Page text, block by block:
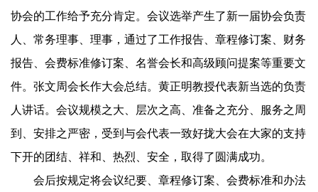
协会的工作给予充分肯定。会议选举产生了新一届协会负责
人、常务理事、理事，通过了工作报告、章程修订案、财务
报告、会费标准修订案、名誉会长和高级顾问提案等重要文
件。张文周会长作大会总结。黄正明教授代表新当选的负责
人讲话。会议规模之大、层次之高、准备之充分、服务之周
到、安排之严密，受到与会代表一致好拢大会在大家的支持
下开的团结、祥和、热烈、安全，取得了圆满成功。
会后按规定将会议纪要、章程修订案、会费标准和办法